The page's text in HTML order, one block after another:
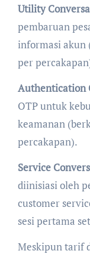
Utility
pembaruan
informasi akun
per
Authentication
OTP untuk
keamanan
percakapan).
Service
diinisiasi oleh
customer
sesi pertama
Meskipun tarif